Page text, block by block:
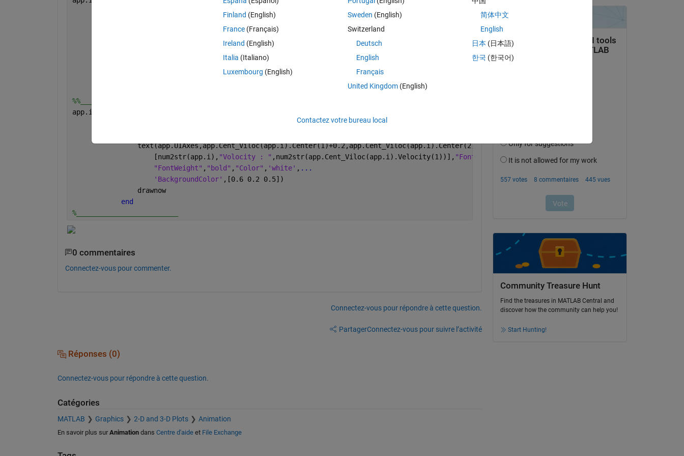
app.i>1
                text(app.UIAxes,app.Cent_Viloc(app.i).Center(1)+0.2,app.Cent_Viloc(app.i).Center(2)+0.2,
...
"Volocity : ",num2str(app.Cent_Viloc(app.i).Velocity(1))], "FontSize",10,"FontWeight"
...
%%___________________________This is to return to the next point
app.i=app.i+1;
                text(app.UIAxes,app.Cent_Viloc(app.i).Center(1)+0.2,app.Cent_Viloc(app.i).Center(2)+0.2,
...
                    [num2str(app.i),
"Volocity : " ,num2str(app.Cent_Viloc(app.i).Velocity(1))], "FontSize" ,10,...
"FontWeight" , "bold" , "Color" , 'white' , ...
'BackgroundColor' ,[0.6 0.2 0.5])
                drawnow
end
%_________________________
0 commentaires
Connectez-vous pour commenter.
Connectez-vous pour répondre à cette question.
PartagerConnectez-vous pour suivre l’activité
Réponses (0)
Connectez-vous pour répondre à cette question.
Catégories
MATLAB Graphics 2-D and 3-D Plots Animation
En savoir plus sur Animationdans Centre d'aideet File Exchange
Community Treasure Hunt
Find the treasures in MATLAB Central and
discover how the community can help you!
Start Hunting!
Finland (English)
France (Français)
Ireland (English)
Italia (Italiano)
Luxembourg (English)
Sweden (English)
Switzerland
Deutsch
English
Français
United Kingdom(English)
简体中文
English
日本 (日本語)
한국 (한국어)
Contactez votre bureau local